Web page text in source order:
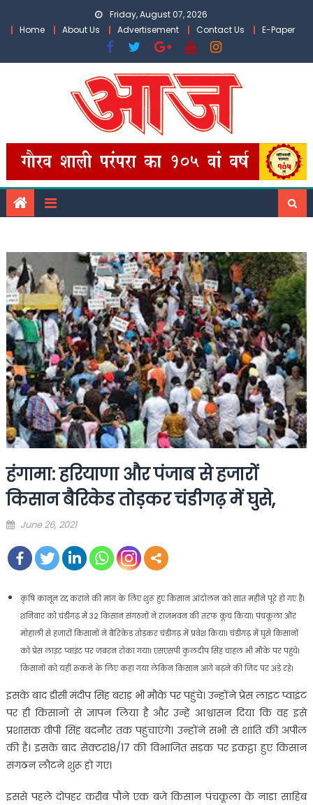
Friday, August 07, 2026
Home
About Us Advertisement Contact Us E-Paper
हंगामा: हरियाणा और पंजाब से हजारों
किसान बैरिकेड तोड़कर चंडीगढ़ में घुसे,
Posted
June 26, 2021
कृषि कानून रद्द कराने की मांग के लिए शुरू हुए किसान आंदोलन को सात महीने पूरे हो गए हैं।
शनिवार को चंडीगढ़ में 32 किसान संगठनों ने राजभवन की तरफ कूच किया। पंचकूला और
मोहाली से हजारों किसानों ने बैरिकेड तोड़कर चंडीगढ़ में प्रवेश किया। चंडीगढ़ में घुसे किसानों
को प्रेस लाइट प्वाइंट पर जबरन रोका गया। एसएसपी कुलदीप सिंह चाहल भी मौके पर पहुंचे।
किसानों को यहीं रुकने के लिए कहा गया लेकिन किसान आगे बढ़ने की जिद पर अड़े रहे।
इसके बाद डीसी मंदीप सिंह बराड़ भी मौके पर पहुंचे। उन्होंने प्रेस लाइट प्वाइंट
पर ही किसानों से ज्ञापन लिया है और उन्हें आश्वासन दिया कि वह इसे
प्रशासक वीपी सिंह बदनौर तक पहुंचाएंगे। उन्होंने सभी से शांति की अपील
की है। इसके बाद सेक्टर18/17 की विभाजित सड़क पर इकट्ठा हुए किसान
संगठन लौटने शुरू हो गए।
इससे पहले दोपहर करीब पौने एक बजे किसान पंचकूला के नाडा साहिब